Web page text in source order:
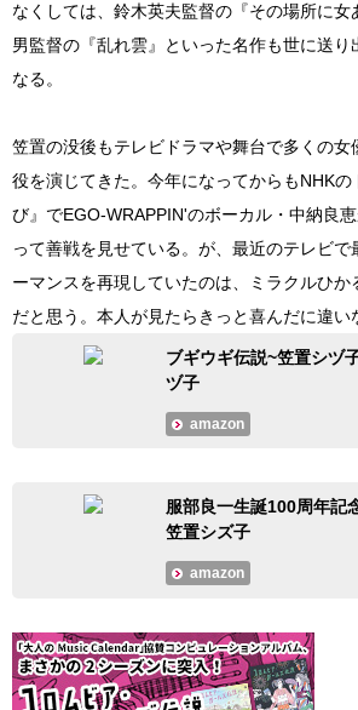
なくしては、鈴木英夫監督の『その場所に
男監督の『乱れ雲』といった名作も世に送り
なる。
笠置の没後もテレビドラマや舞台で多くの女
役を演じてきた。今年になってからもNHK
び』でEGO-WRAPPIN'のボーカル・中納良
って善戦を見せている。が、最近のテレビで
ーマンスを再現していたのは、ミラクルひか
だと思う。本人が見たらきっと喜んだに違い
ブギウギ伝説~笠置シ
ヅ子
amazon
服部良一生誕100周年記
笠置シズ子
amazon